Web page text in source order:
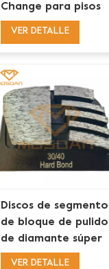
Change para pisos
de concreto
VER DETALLE
Discos de segmento
de bloque de pulido
de diamante súper
abrasivos de
VER DETALLE